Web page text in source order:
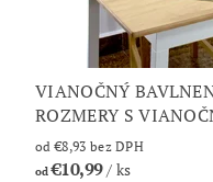
VIANOČNÝ
ROZMERY S
od €8,93 bez DPH
od€10,99/ ks